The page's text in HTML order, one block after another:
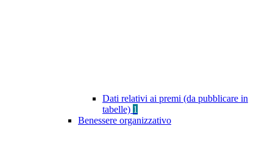
Dati relativi ai premi (da pubblicare in
tabelle) 1
Benessere organizzativo